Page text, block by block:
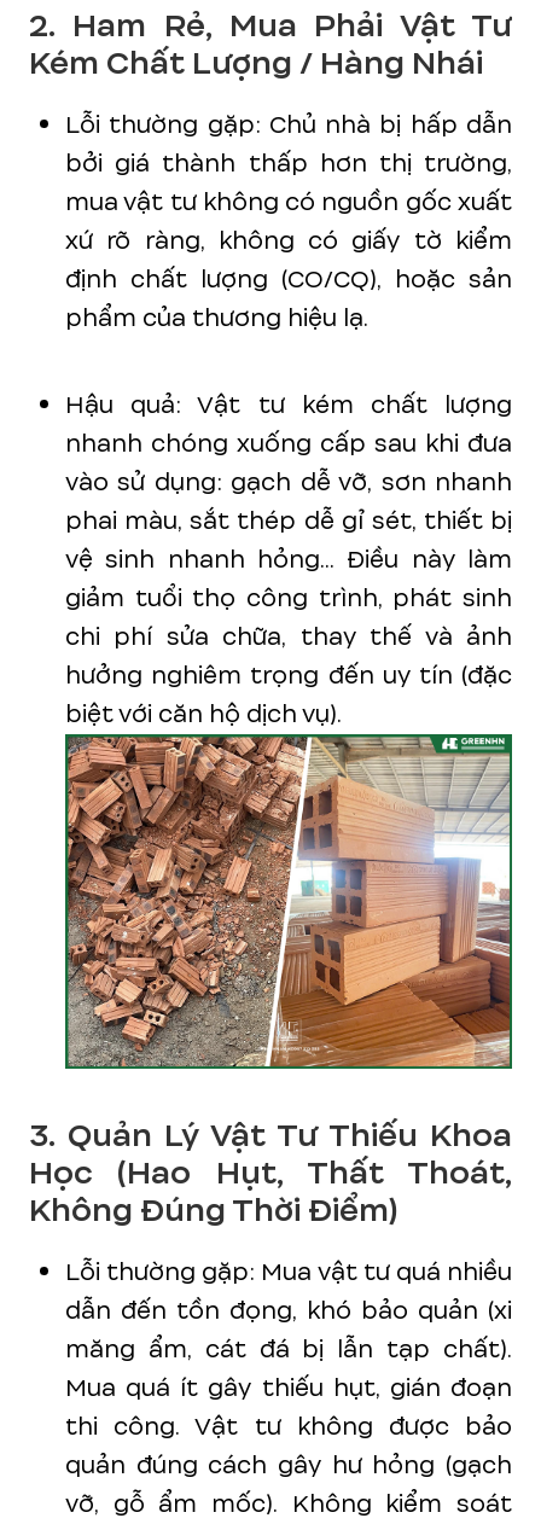
2. Ham Rẻ, Mua Phải Vật Tư
Kém Chất Lượng / Hàng Nhái
Lỗi thường gặp: Chủ nhà bị hấp dẫn
bởi giá thành thấp hơn thị trường,
mua vật tư không có nguồn gốc xuất
xứ rõ ràng, không có giấy tờ kiểm
định chất lượng (CO/CQ), hoặc sản
phẩm của thương hiệu lạ.
Hậu quả: Vật tư kém chất lượng
nhanh chóng xuống cấp sau khi đưa
vào sử dụng: gạch dễ vỡ, sơn nhanh
phai màu, sắt thép dễ gỉ sét, thiết bị
vệ sinh nhanh hỏng... Điều này làm
giảm tuổi thọ công trình, phát sinh
chi phí sửa chữa, thay thế và ảnh
hưởng nghiêm trọng đến uy tín (đặc
biệt với căn hộ dịch vụ).
3. Quản Lý Vật Tư Thiếu Khoa
Học (Hao Hụt, Thất Thoát,
Không Đúng Thời Điểm)
Lỗi thường gặp: Mua vật tư quá nhiều
dẫn đến tồn đọng, khó bảo quản (xi
măng ẩm, cát đá bị lẫn tạp chất).
Mua quá ít gây thiếu hụt, gián đoạn
thi công. Vật tư không được bảo
quản đúng cách gây hư hỏng (gạch
vỡ, gỗ ẩm mốc). Không kiểm soát